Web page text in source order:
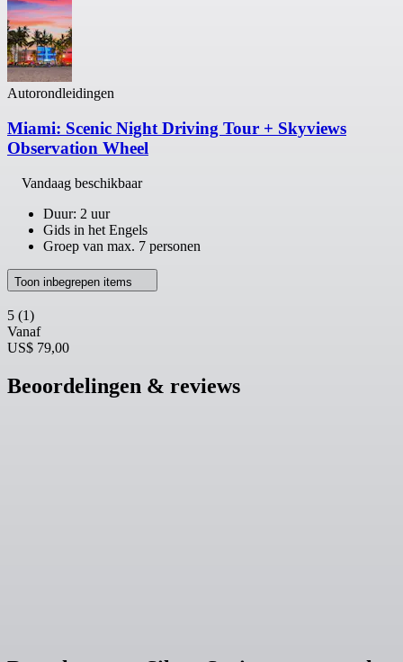
Autorondleidingen
Miami: Scenic Night Driving Tour + Skyviews
Observation Wheel
Vandaag beschikbaar
Duur: 2 uur
Gids in het Engels
Groep van max. 7 personen
Toon inbegrepen items
5 (1)
Vanaf
US$ 79,00
Beoordelingen & reviews